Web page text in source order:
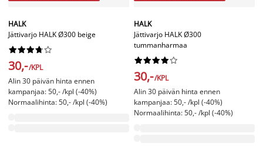
HALK
Jättivarjo HALK Ø300 beige






30,-/KPL
Alin 30 päivän hinta ennen
kampanjaa: 50,- /kpl (-40%)
Normaalihinta: 50,- /kpl (-40%)
HALK
Jättivarjo HALK Ø300
tummanharmaa






30,-/KPL
Alin 30 päivän hinta ennen
kampanjaa: 50,- /kpl (-40%)
Normaalihinta: 50,- /kpl (-40%)